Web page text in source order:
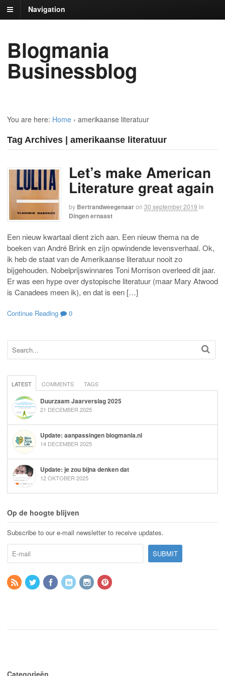
Navigation
Blogmania
Businessblog
You are here: Home › amerikaanse literatuur
Tag Archives | amerikaanse literatuur
Let’s make American
Literature great again
by Bertrandweegenaaron 30 september 2019 in
Dingen ernaast
Een nieuw kwartaal dient zich aan. Een nieuw thema na de
boeken van André Brink en zijn opwindende levensverhaal. Ok,
ik heb de staat van de Amerikaanse literatuur nooit zo
bijgehouden. Nobelprijswinnares Toni Morrison overleed dit jaar.
Er was een hype over dystopische literatuur (maar Mary Atwood
is Canadees meen ik), en dat is een […]
Continue Reading 0
LATEST COMMENTS TAGS
Duurzaam Jaarverslag 2025
21 DECEMBER 2025
Update: aanpassingen blogmania.nl
14 DECEMBER 2025
Update: je zou bijna denken dat
12 OKTOBER 2025
Op de hoogte blijven
Subscribe to our e-mail newsletter to receive updates.
Categorieën